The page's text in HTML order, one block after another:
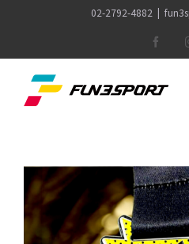
content
02-2792-4882 |